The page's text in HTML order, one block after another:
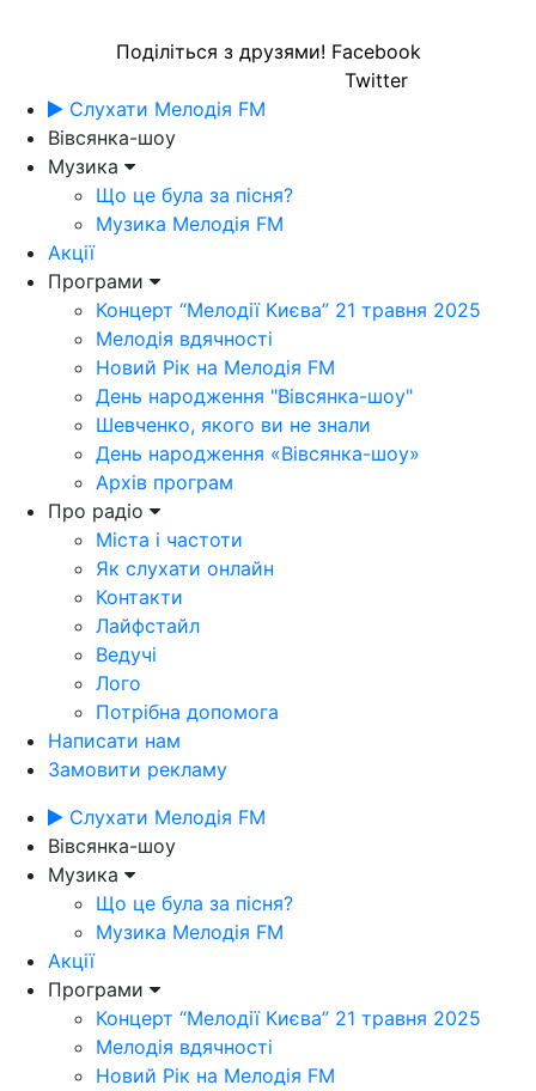
Поділіться з друзями! Facebook
Twitter
Слухати Мелодія FM
Вівсянка-шоу
Музика
Що це була за пісня?
Музика Мелодія FM
Акції
Програми
Концерт “Мелодії Києва” 21 травня 2025
Мелодія вдячності
Новий Рік на Мелодія FM
День народження "Вівсянка-шоу"
Шевченко, якого ви не знали
День народження «Вівсянка-шоу»
Архів програм
Про радіо
Міста і частоти
Як слухати онлайн
Контакти
Лайфстайл
Ведучі
Лого
Потрібна допомога
Написати нам
Замовити рекламу
Слухати Мелодія FM
Вівсянка-шоу
Музика
Що це була за пісня?
Музика Мелодія FM
Акції
Програми
Концерт “Мелодії Києва” 21 травня 2025
Мелодія вдячності
Новий Рік на Мелодія FM